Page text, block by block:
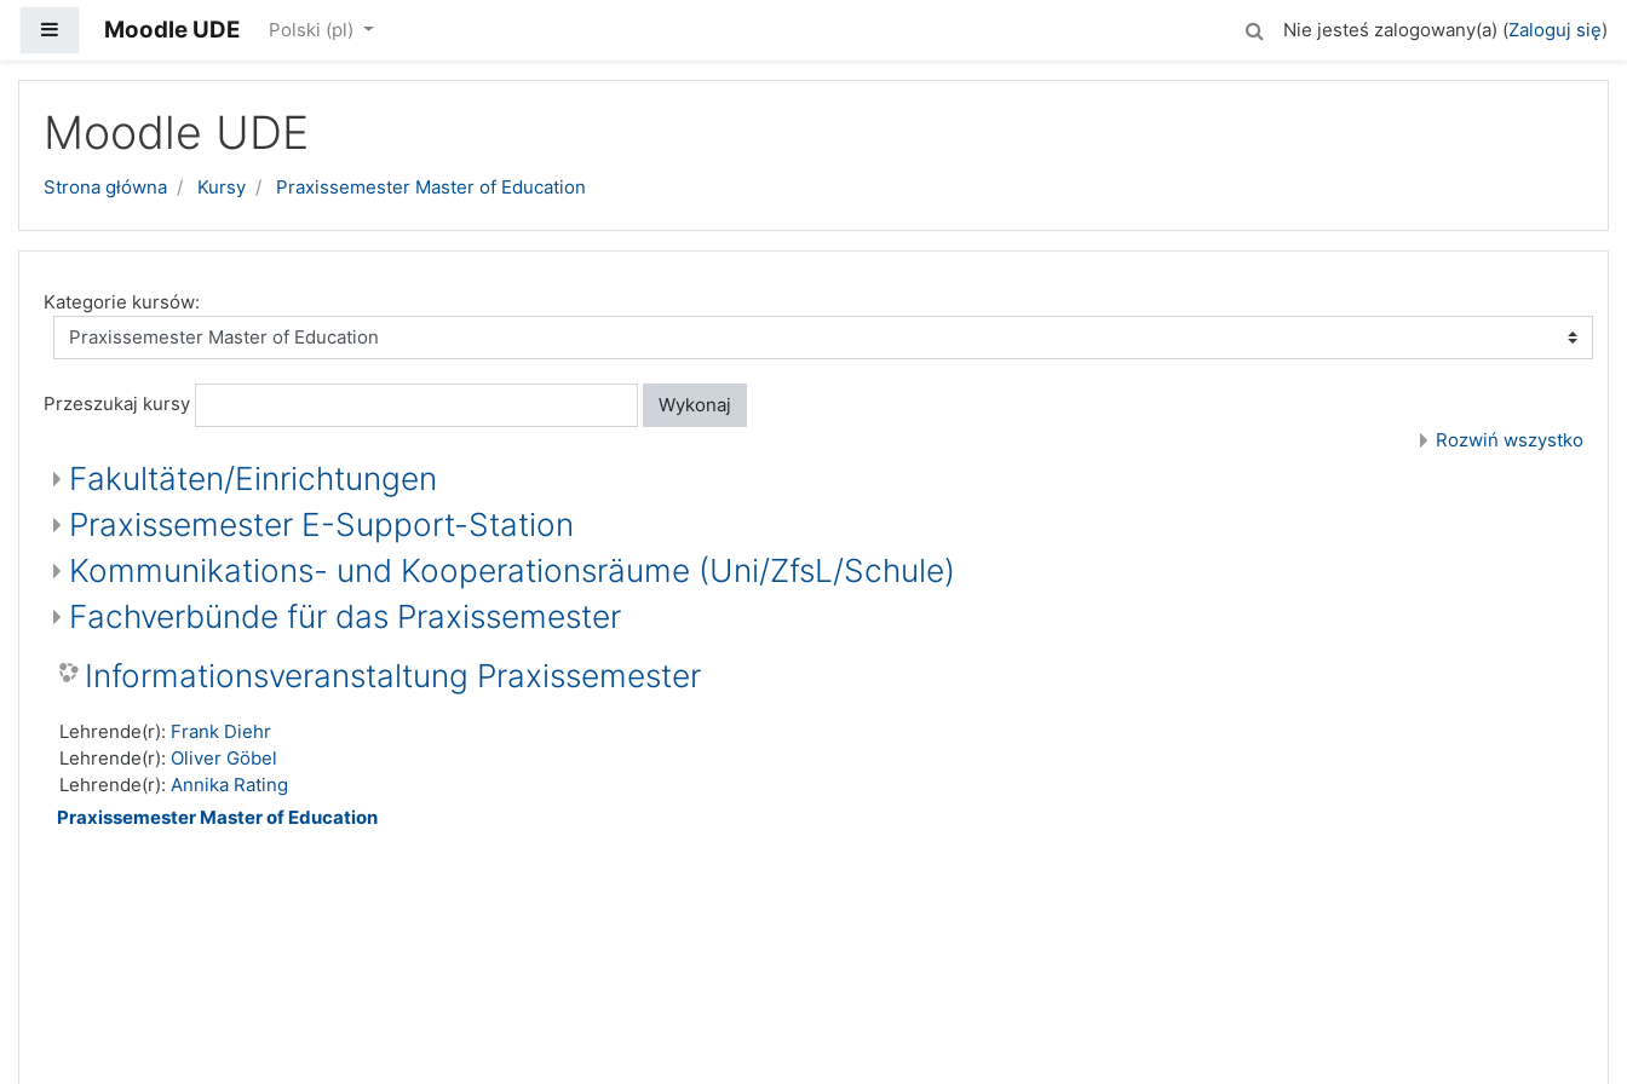
Panel boczny
Moodle UDE Polski ‎(pl)‎ Nie jesteś zalogowany(a) (Zaloguj się)
Moodle UDE
Strona główna Kursy Praxissemester Master of Education
Kategorie kursów:
Przeszukaj kursy
Wykonaj
Rozwiń wszystko
Fakultäten/Einrichtungen
Praxissemester E-Support-Station
Kommunikations- und Kooperationsräume (Uni/ZfsL/Schule)
Fachverbünde für das Praxissemester
Informationsveranstaltung Praxissemester
Lehrende(r): Frank Diehr
Lehrende(r): Oliver Göbel
Lehrende(r): Annika Rating
Praxissemester Master of Education